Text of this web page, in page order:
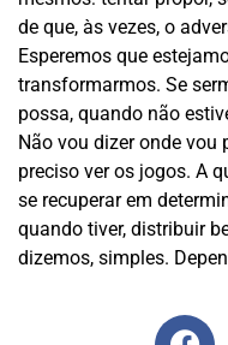
de que, às vezes, o
Esperemos que
transformarmos. Se
possa, quando não
Não vou dizer onde vou
preciso ver os jogos. A
se recuperar em
quando tiver, distribuir
dizemos, simples.